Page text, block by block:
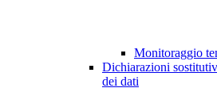
Monitoraggio
Dichiarazioni
dei dati